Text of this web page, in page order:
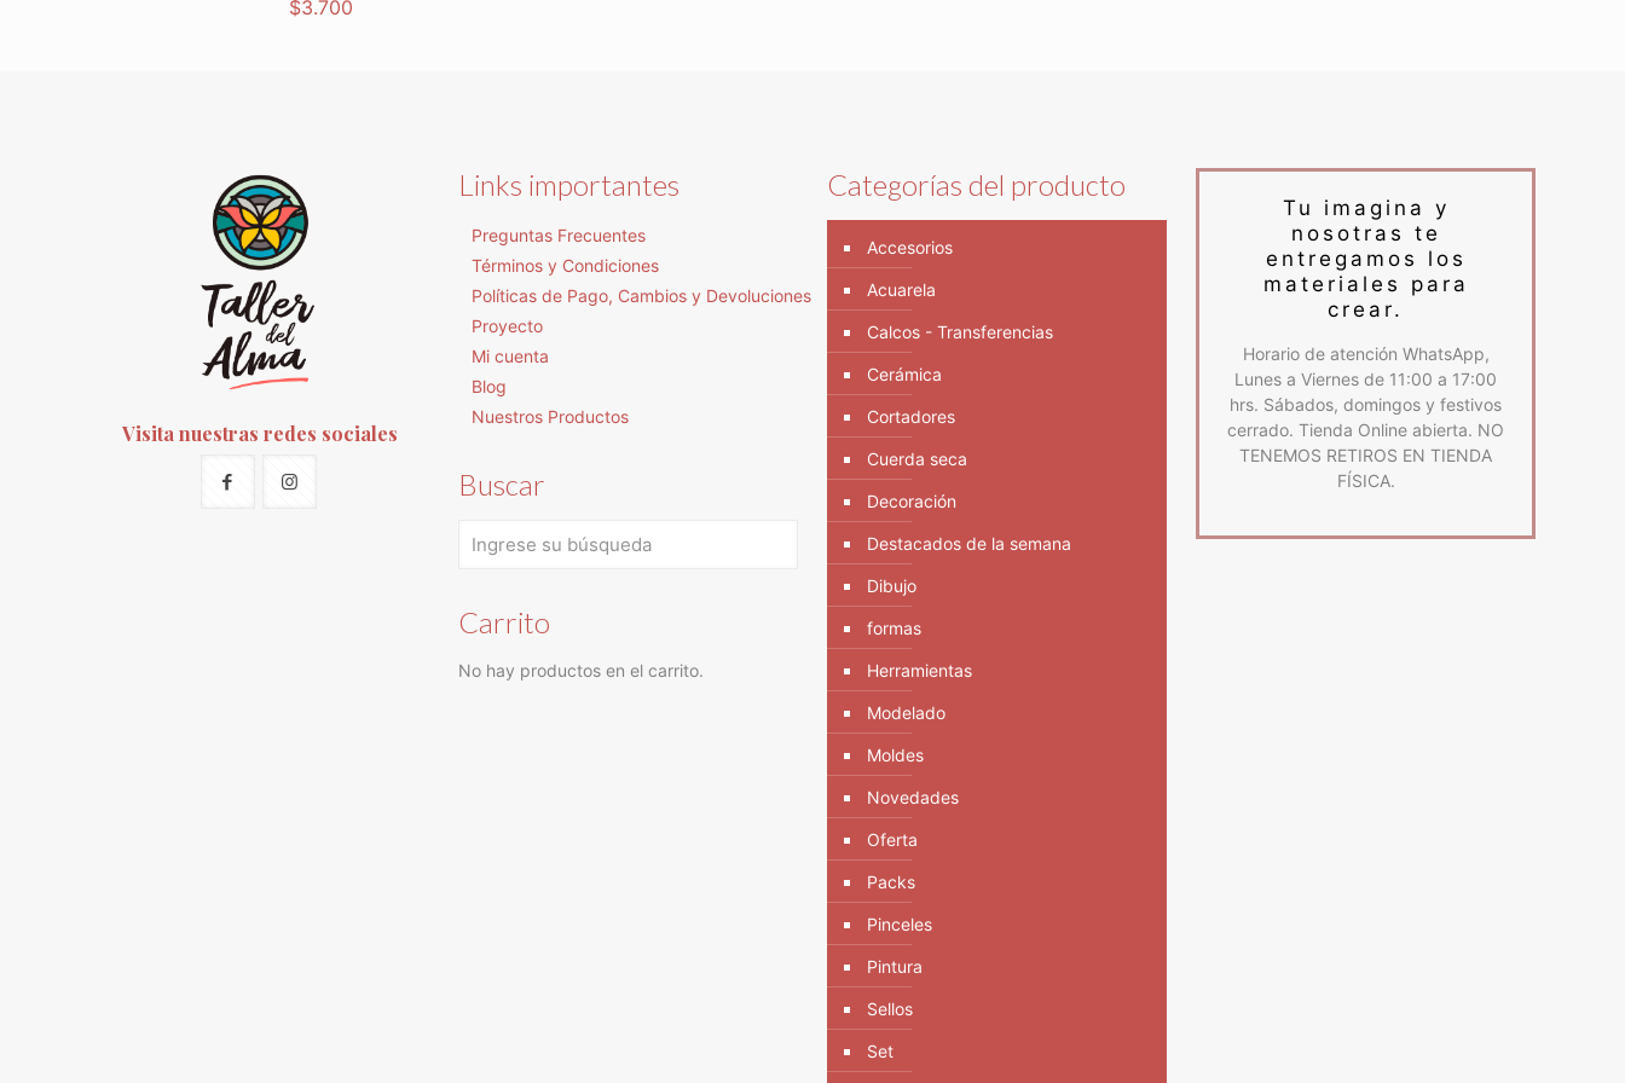
$3.700
Visita nuestras redes sociales
Links importantes
Preguntas Frecuentes
Términos y Condiciones
Políticas de Pago, Cambios y Devoluciones
Proyecto
Mi cuenta
Blog
Nuestros Productos
Buscar
Carrito
No hay productos en el carrito.
Categorías del producto
Accesorios
Acuarela
Calcos - Transferencias
Cerámica
Cortadores
Cuerda seca
Decoración
Destacados de la semana
Dibujo
formas
Herramientas
Modelado
Moldes
Novedades
Oferta
Packs
Pinceles
Pintura
Sellos
Set
Tu imagina y
nosotras te
entregamos los
materiales para
crear.
Horario de atención WhatsApp,
Lunes a Viernes de 11:00 a 17:00
hrs. Sábados, domingos y festivos
cerrado. Tienda Online abierta. NO
TENEMOS RETIROS EN TIENDA
FÍSICA.